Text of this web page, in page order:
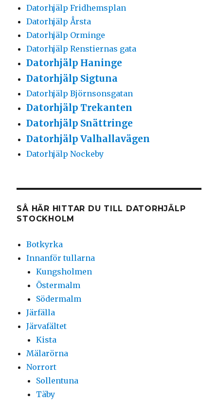
Datorhjälp Fridhemsplan
Datorhjälp Årsta
Datorhjälp Orminge
Datorhjälp Renstiernas gata
Datorhjälp Haninge
Datorhjälp Sigtuna
Datorhjälp Björnsonsgatan
Datorhjälp Trekanten
Datorhjälp Snättringe
Datorhjälp Valhallavägen
Datorhjälp Nockeby
SÅ HÄR HITTAR DU TILL DATORHJÄLP
STOCKHOLM
Botkyrka
Innanför tullarna
Kungsholmen
Östermalm
Södermalm
Järfälla
Järvafältet
Kista
Mälarörna
Norrort
Sollentuna
Täby